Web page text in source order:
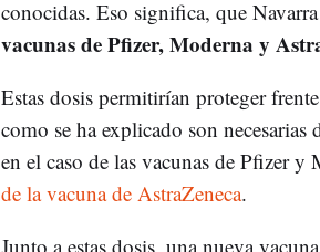
conocidas. Eso significa, que
vacunas de Pfizer, Moderna y
Estas dosis permitirían proteger
como se ha explicado son
en el caso de las vacunas de Pfizer y
de la vacuna de AstraZeneca.
Junto a estas dosis, una nueva